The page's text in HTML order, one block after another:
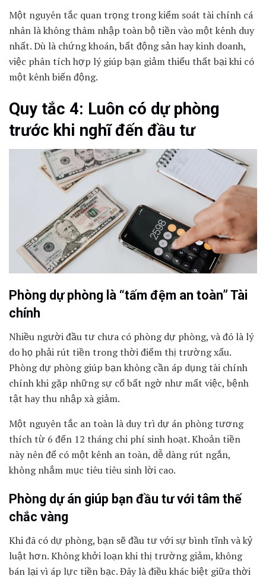
Một nguyên tắc quan trọng trong kiểm soát tài chính cá
nhân là không thâm nhập toàn bộ tiền vào một kênh duy
nhất. Dù là chứng khoán, bất động sản hay kinh doanh,
việc phân tích hợp lý giúp bạn giảm thiểu thất bại khi có
một kênh biến động.
Quy tắc 4: Luôn có dự phòng
trước khi nghĩ đến đầu tư
Phòng dự phòng là “tấm đệm an toàn” Tài
chính
Nhiều người đầu tư chưa có phòng dự phòng, và đó là lý
do họ phải rút tiền trong thời điểm thị trường xấu.
Phòng dự phòng giúp bạn không cần áp dụng tài chính
chính khi gặp những sự cố bất ngờ như mất việc, bệnh
tật hay thu nhập xà giảm.
Một nguyên tắc an toàn là duy trì dự án phòng tương
thích từ 6 đến 12 tháng chi phí sinh hoạt. Khoản tiền
này nên để có một kênh an toàn, dễ dàng rút ngắn,
không nhắm mục tiêu tiêu sinh lời cao.
Phòng dự án giúp bạn đầu tư với tâm thế
chắc vàng
Khi đã có dự phòng, bạn sẽ đầu tư với sự bình tĩnh và kỷ
luật hơn. Không khởi loạn khi thị trường giảm, không
bán lại vì áp lực tiền bạc. Đây là điều khác biệt giữa thời